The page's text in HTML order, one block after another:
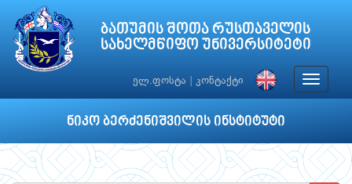
ბათუმის შოთა რუსთაველის
სახელმწიფო უნივერსიტეტი
ელ.ფოსტა კონტაქტი
Toggle
ნიკო ბერძენიშვილის ინსტიტუტი